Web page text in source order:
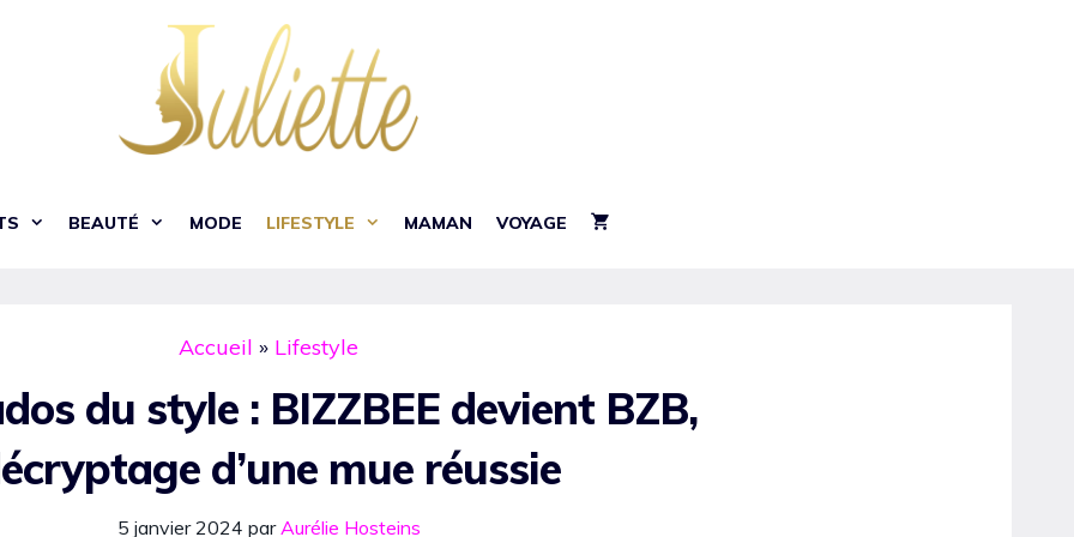
BEAUTÉ MODE LIFESTYLE MAMAN VOYAGE
Accueil » Lifestyle
du style : BIZZBEE devient BZB,
d’une mue réussie
5 janvier 2024 parAurélie Hosteins